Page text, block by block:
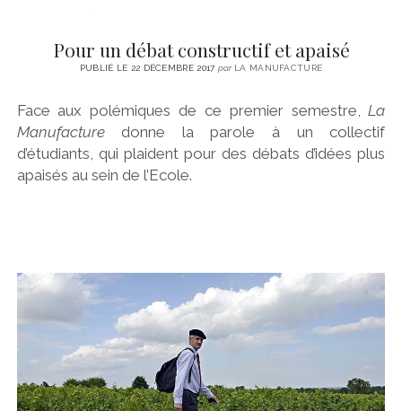
Pour un débat constructif et apaisé
PUBLIÉ LE 22 DÉCEMBRE 2017 parLA MANUFACTURE
Face aux polémiques de ce premier semestre,La
Manufacturedonne la parole à un collectif
d’étudiants, qui plaident pour des débats d’idées plus
apaisés au sein de l’Ecole.